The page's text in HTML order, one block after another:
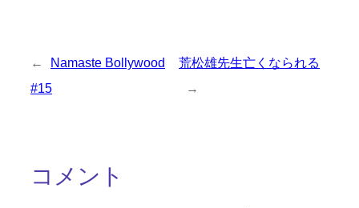
←
Namaste Bollywood
#15
荒松雄先生亡くなられる
→
コメント